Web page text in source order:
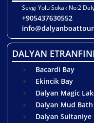
Sevgi Yolu Sokak No:2
+905437630552
DALYAN
Bacardi Bay
Ekincik Bay
Dalyan Magic
Dalyan Mud Bath
Dalyan Sultaniye